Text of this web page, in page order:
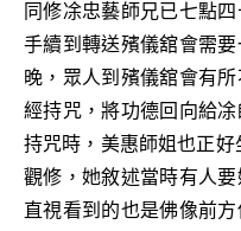
同修凃忠藝師兄已七點
手續到轉送殯儀舘會需
晚，眾人到殯儀舘會有
經持咒，將功德回向給
持咒時，美惠師姐也正
觀修，她敘述當時有人
直視看到的也是佛像前